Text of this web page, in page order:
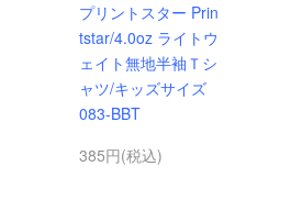
プリントスター Prin
tstar/4.0oz ライトウ
ェイト無地半袖Ｔシ
ャツ/キッズサイズ
083-BBT
385円(税込)